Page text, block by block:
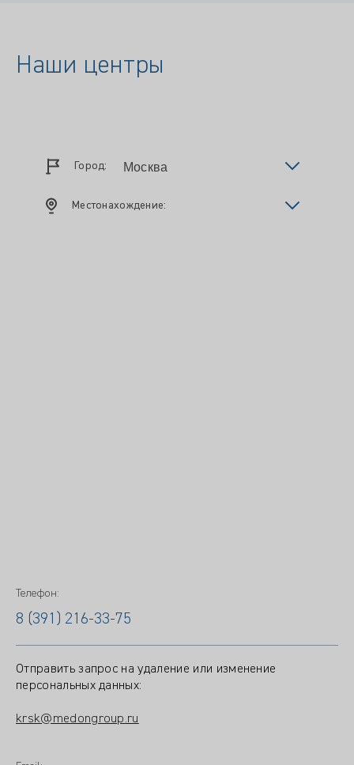
Наши центры
Город:
Местонахождение:
Телефон:
8 (391) 216-33-75
Отправить запрос на удаление или изменение
персональных данных:
krsk@medongroup.ru